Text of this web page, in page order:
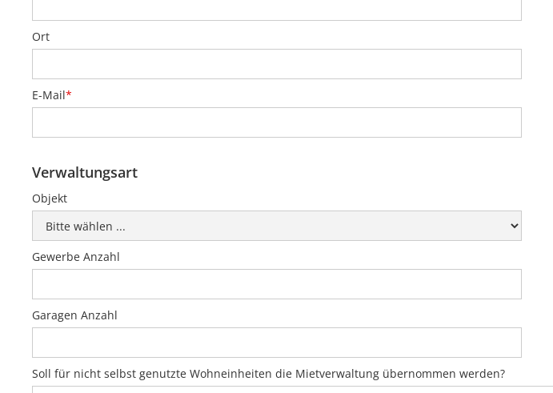
Ort
E-Mail*
Verwaltungsart
Objekt
Gewerbe Anzahl
Garagen Anzahl
Soll für nicht selbst genutzte Wohneinheiten die Mietverwaltung übernommen werden?